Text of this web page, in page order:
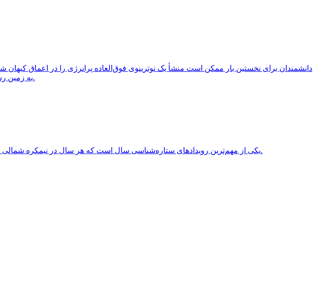
ثبت شد، احتمالاً از یک کهکشان دوردست و غبارآلود موسوم به «Shadow Blaster» (سایه‌افکن) به زمین رسیده است.
انقلاب تابستانی (Summer Solstice) یکی از مهم‌ترین رویدادهای ستاره‌شناسی سال است که هر سال در نیمکره شمالی معمولاً در روزهای 20 یا 21 ژوئن برابر با 31 خرداد یا 1 تیر روی می‌دهد.